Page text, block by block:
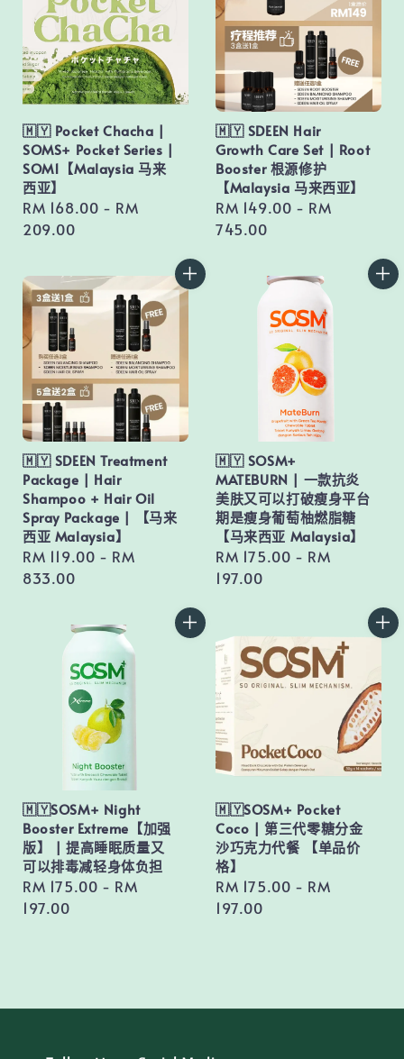
🇲🇾 Pocket Chacha |
SOMS+ Pocket Series |
SOM1【Malaysia 马来
西亚】
Regular
price
RM 168.00 - RM
209.00
🇲🇾 SDEEN Hair
Growth Care Set | Root
Booster 根源修护
【Malaysia 马来西亚】
Regular
price
RM 149.00 - RM
745.00
🇲🇾 SDEEN Treatment
Package | Hair
Shampoo + Hair Oil
Spray Package | 【马来
西亚 Malaysia】
Regular
price
RM 119.00 - RM
833.00
🇲🇾 SOSM+
MATEBURN | 一款抗炎
美肤又可以打破瘦身平台
期是瘦身葡萄柚燃脂糖
【马来西亚 Malaysia】
Regular
price
RM 175.00 - RM
197.00
🇲🇾SOSM+ Night
Booster Extreme【加强
版】 | 提高睡眠质量又
可以排毒减轻身体负担
Regular
price
RM 175.00 - RM
197.00
🇲🇾SOSM+ Pocket
Coco | 第三代零糖分金
沙巧克力代餐 【单品价
格】
Regular
price
RM 175.00 - RM
197.00